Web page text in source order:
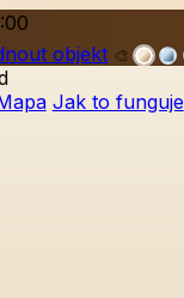
objekt 🎨
Jak to funguje